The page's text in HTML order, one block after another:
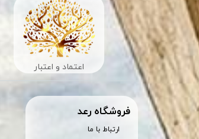
​فروشگاه رعد
ارتباط با ما
اعتماد و اعتبار